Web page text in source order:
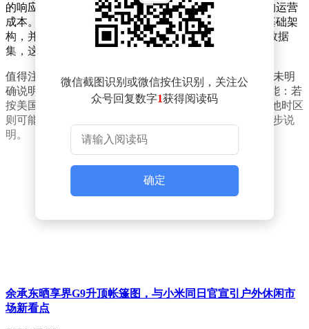
的响应速度、更高的词元（Token）使用效率以及更低的运营
成本。他特别指出，该模型基于1.5万亿参数规模的V9基础架
构，并在后续训练中引入了来自编程工具Cursor的独家数据
集，这可能使其在代码生成等场景中表现突出。
值得注意的是，马斯克发布消息时北京时间为14:21，但未明
确说明其所在时区。因此“明天”的具体日期存在两种可能：若
按美国太平洋时间计算，开放时间应为7月9日；若按其他时区
则可能是7月8日。目前SpaceXAI尚未就此问题作出进一步说
明。
微信截图识别或微信按住识别，关注公
众号回复数字1获得阅读码
确定
余承东晒享界G9升顶帐篷图，与小米同日官宣引户外休闲市
场新看点